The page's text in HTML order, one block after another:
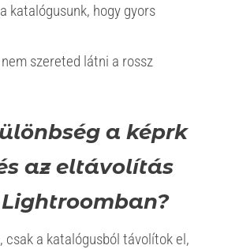
katalógusunk, hogy gyors
szereted látni a rossz
a képrk
az eltávolítás
csak a katalógusból távolítok el,